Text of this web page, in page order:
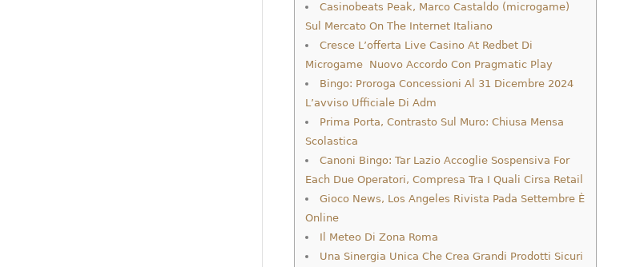
Casinobeats Peak, Marco Castaldo (microgame)
Sul Mercato On The Internet Italiano
Cresce L’offerta Live Casino At Redbet Di
Microgame Nuovo Accordo Con Pragmatic Play
Bingo: Proroga Concessioni Al 31 Dicembre 2024
L’avviso Ufficiale Di Adm
Prima Porta, Contrasto Sul Muro: Chiusa Mensa
Scolastica
Canoni Bingo: Tar Lazio Accoglie Sospensiva For
Each Due Operatori, Compresa Tra I Quali Cirsa Retail
Gioco News, Los Angeles Rivista Pada Settembre È
Online
Il Meteo Di Zona Roma
Una Sinergia Unica Che Crea Grandi Prodotti Sicuri